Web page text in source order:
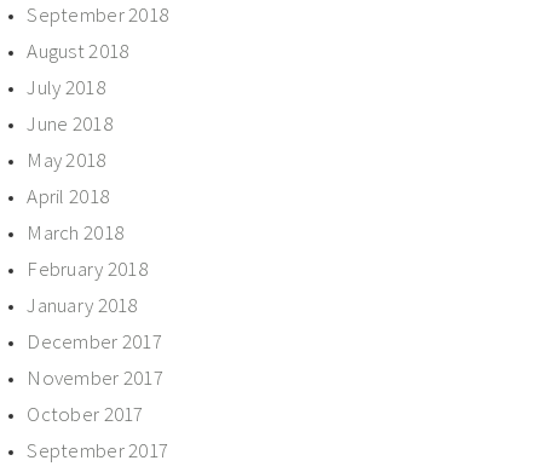
September 2018
August 2018
July 2018
June 2018
May 2018
April 2018
March 2018
February 2018
January 2018
December 2017
November 2017
October 2017
September 2017